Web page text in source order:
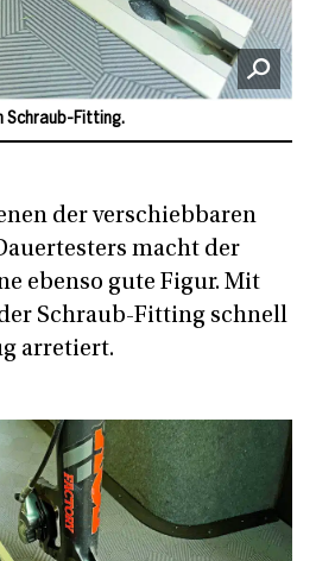
Schraub-Fitting.
der verschiebbaren
macht der
ebenso gute Figur. Mit
Schraub-Fitting schnell
arretiert.